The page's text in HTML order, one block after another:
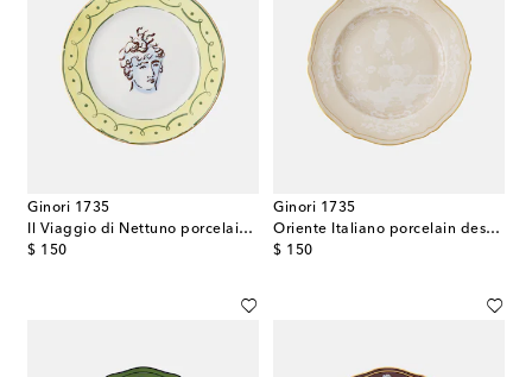
Ginori 1735
Il Viaggio di Nettuno porcelain dinner plate
$ 150
original price
Ginori 1735
Oriente Italiano porcelain dessert plate
$ 150
original price